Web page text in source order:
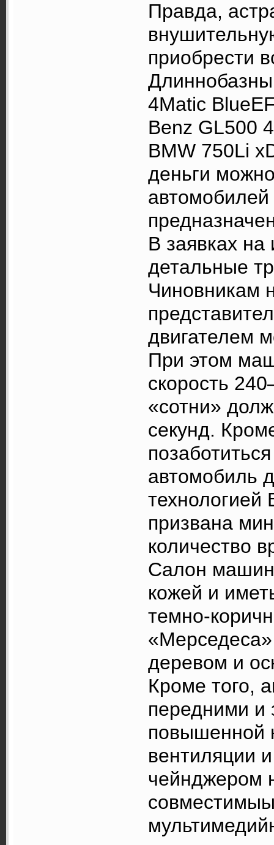
Правда,
приобрести
4Matic
Benz GL500
BMW 750Li
деньги
В заявках
детальные
Чиновникам
двигателем
При этом
скорость
«сотни»
секунд.
автомобиль
технологией
призвана
количество
Салон
кожей и
темно-
деревом и
Кроме того,
передними и
повышенной
вентиляции
чейнджером